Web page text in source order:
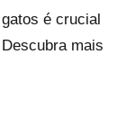
é crucial
mais